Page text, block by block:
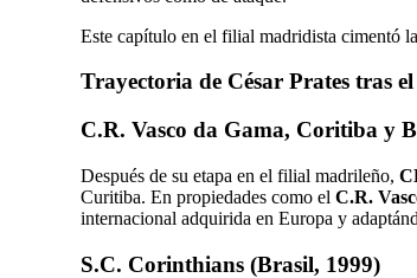
Este capítulo en el filial madridista cimentó
Trayectoria de César Prates tras
C.R. Vasco da Gama, Coritiba y
Después de su etapa en el filial madrileño,
Curitiba. En propiedades como el C.R.
internacional adquirida en Europa y
S.C. Corinthians (Brasil, 1999)